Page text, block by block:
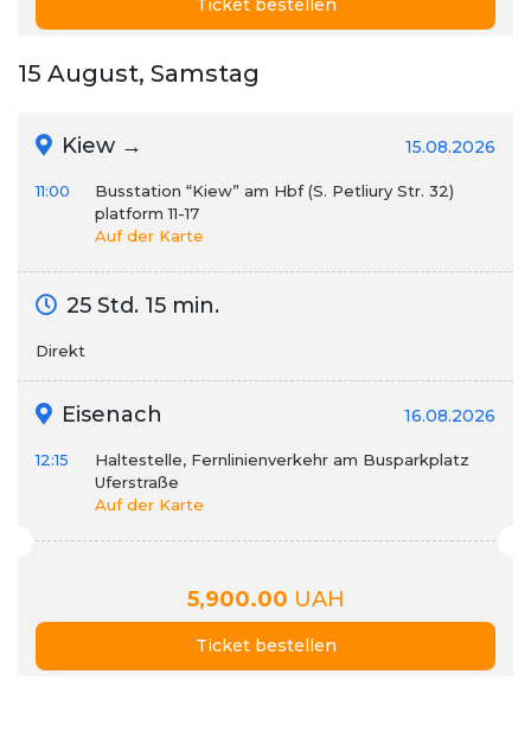
Ticket bestellen
15 August, Samstag
Kiew → 15.08.2026
11:00
Busstation “Kiew” am Hbf (S. Petliury Str. 32)
platform 11-17
Auf der Karte
25 Std. 15 min.
Direkt
Eisenach 16.08.2026
12:15
Haltestelle, Fernlinienverkehr am Busparkplatz
Uferstraße
Auf der Karte
5,900.00 UAH
Ticket bestellen